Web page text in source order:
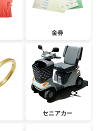
金券
セニアカー